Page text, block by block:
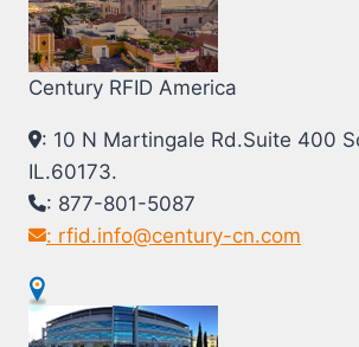
Century RFID America
: 10 N Martingale Rd.Suite 400
IL.60173.
: 877-801-5087
: rfid.info@century-cn.com